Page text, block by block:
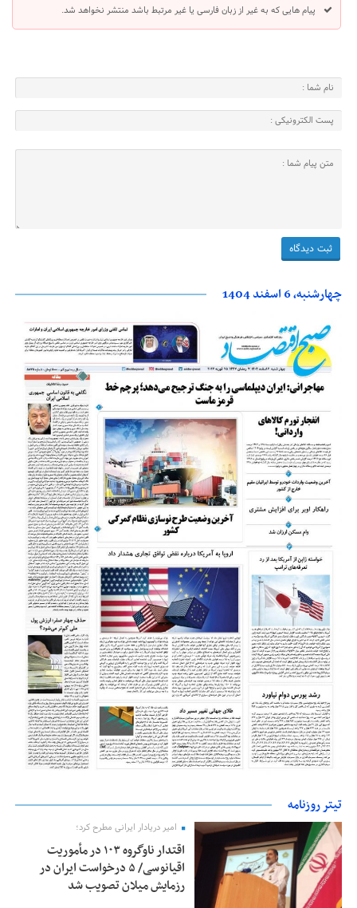
پیام هایی که به غیر از زبان فارسی یا غیر مرتبط باشد منتشر نخواهد شد.
چهارشنبه، 6 اسفند 1404
تیتر روزنامه
امیر دریادار ایرانی مطرح کرد؛
اقتدار ناوگروه ۱۰۳ در مأموریت‌
اقیانوسی/ ۵ درخواست ایران در
رزمایش میلان تصویب شد